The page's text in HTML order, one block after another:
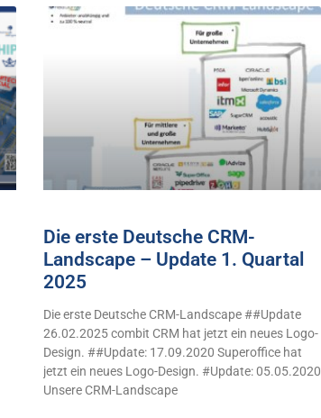
Die erste Deutsche CRM-
Landscape – Update 1. Quartal
2025
Die erste Deutsche CRM-Landscape ##Update
26.02.2025 combit CRM hat jetzt ein neues Logo-
Design. ##Update: 17.09.2020 Superoffice hat
jetzt ein neues Logo-Design. #Update: 05.05.2020
Unsere CRM-Landscape